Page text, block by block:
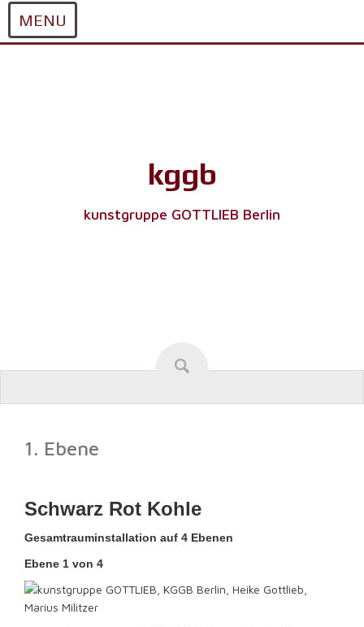
MENU
kggb
kunstgruppe GOTTLIEB Berlin
1. Ebene
Schwarz Rot Kohle
Gesamtrauminstallation auf 4 Ebenen
Ebene 1 von 4